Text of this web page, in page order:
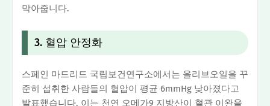
막아줍니다.
3. 혈압 안정화
스페인 마드리드 국립보건연구소에서는 올리브오일을 꾸
준히 섭취한 사람들의 혈압이 평균 6mmHg 낮아졌다고
발표했습니다. 이는 천연 오메가9 지방산이 혈관 이완을